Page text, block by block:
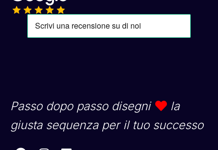
Passo dopo passo disegni
la
giusta sequenza per il tuo successo